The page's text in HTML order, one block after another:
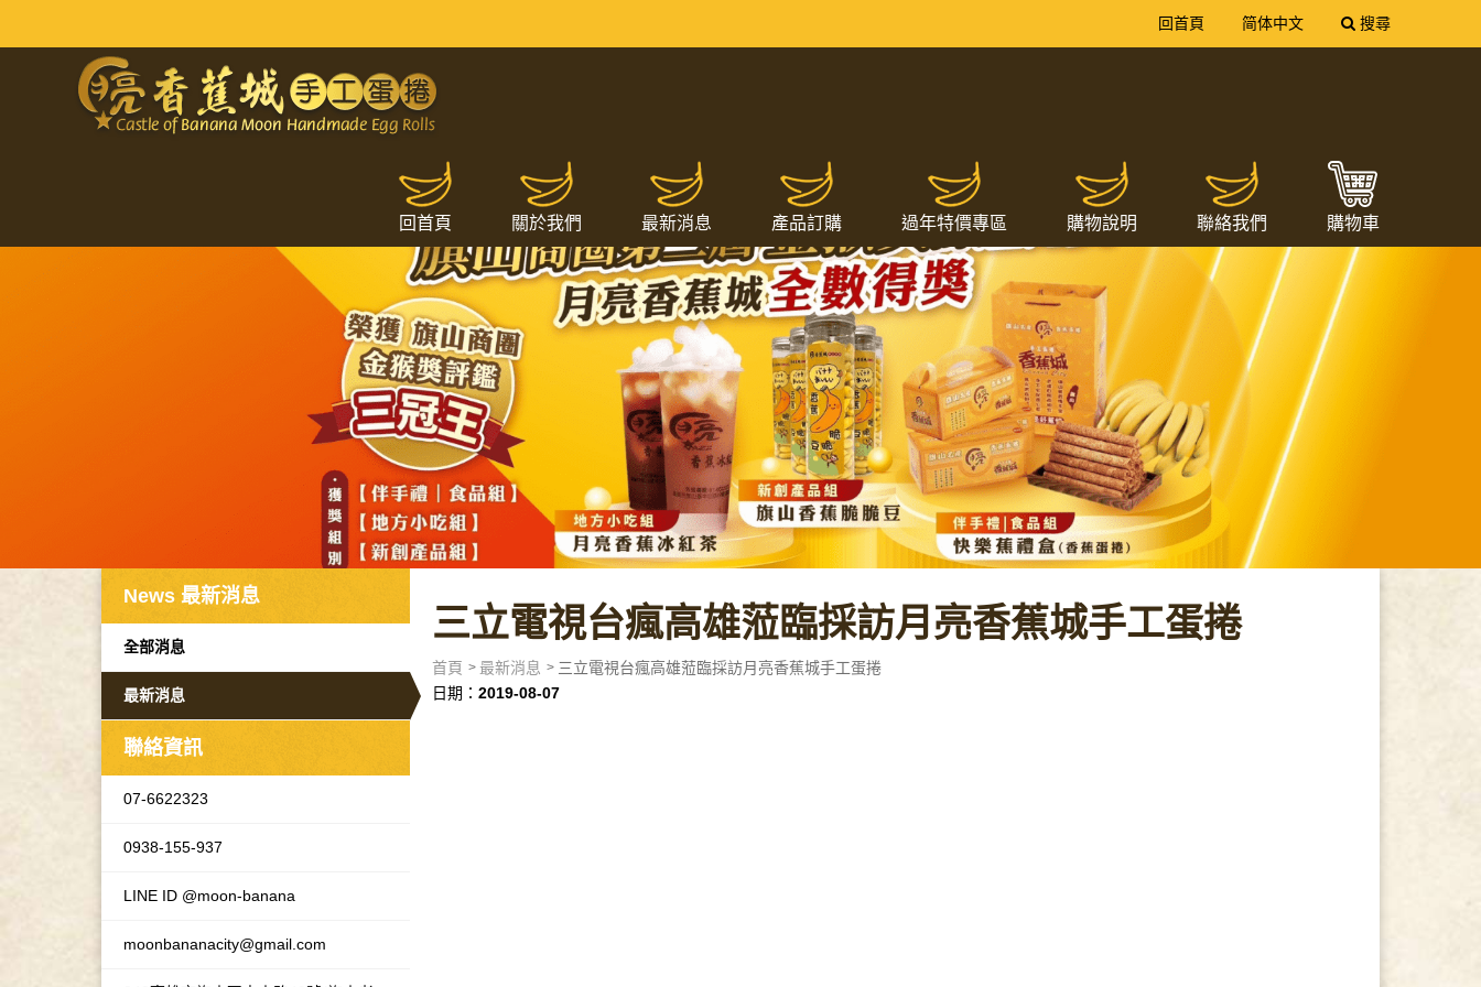
網友旗山美食推薦｜手工蛋捲禮盒
送出
回首頁 简体中文 搜尋
回首頁 關於我們 最新消息 產品訂購 過年特價專區 購物說明 聯絡我們 購物車
News 最新消息
全部消息
最新消息
聯絡資訊
07-6622323
0938-155-937
LINE ID @moon-banana
moonbananacity@gmail.com
三立電視台瘋高雄蒞臨採訪月亮香蕉城手工蛋捲
首頁 最新消息
三立電視台瘋高雄蒞臨採訪月亮香蕉城手工蛋捲
日期： 2019-08-07